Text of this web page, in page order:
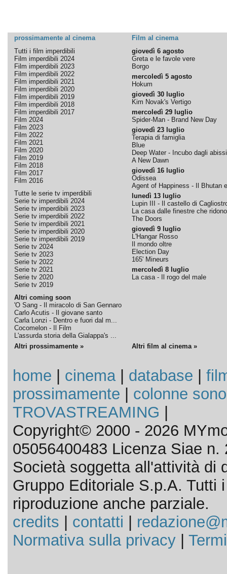
prossimamente al cinema
Film al cinema
Tutti i film imperdibili
Film imperdibili 2024
Film imperdibili 2023
Film imperdibili 2022
Film imperdibili 2021
Film imperdibili 2020
Film imperdibili 2019
Film imperdibili 2018
Film imperdibili 2017
Film 2024
Film 2023
Film 2022
Film 2021
Film 2020
Film 2019
Film 2018
Film 2017
Film 2016
Tutte le serie tv imperdibili
Serie tv imperdibili 2024
Serie tv imperdibili 2023
Serie tv imperdibili 2022
Serie tv imperdibili 2021
Serie tv imperdibili 2020
Serie tv imperdibili 2019
Serie tv 2024
Serie tv 2023
Serie tv 2022
Serie tv 2021
Serie tv 2020
Serie tv 2019
Altri coming soon
'O Sang - Il miracolo di San Gennaro
Carlo Acutis - Il giovane santo
Carla Lonzi - Dentro e fuori dal m...
Cocomelon - Il Film
L'assurda storia della Gialappa's ...
giovedì 6 agosto
Greta e le favole vere
Borgo
mercoledì 5 agosto
Hokum
giovedì 30 luglio
Kim Novak's Vertigo
mercoledì 29 luglio
Spider-Man - Brand New Day
giovedì 23 luglio
Terapia di famiglia
Blue
Deep Water - Incubo dagli abissi
A New Dawn
giovedì 16 luglio
Odissea
Agent of Happiness - Il Bhutan
lunedì 13 luglio
Lupin III - Il castello di
La casa dalle finestre che ridono
The Doors
giovedì 9 luglio
L'Hangar Rosso
Il mondo oltre
Election Day
165' Mineurs
mercoledì 8 luglio
La casa - Il rogo del male
Altri prossimamente » Altri film al cinema »
home cinema| database
prossimamente
colonne
TROVASTREAMING
Copyright© 2000 - 2026
05056400483 Licenza Siae n.
Società soggetta all'attività di
Gruppo Editoriale S.p.A. Tutti
riproduzione anche parziale.
credits
contatti
Normativa sulla privacy|